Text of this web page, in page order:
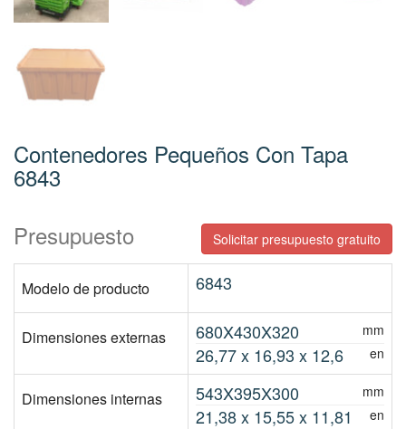
Contenedores Pequeños Con Tapa
6843
Presupuesto
Solicitar presupuesto gratuito
Modelo de producto 6843
Dimensiones externas 680X430X320 mm
26,77 x 16,93 x 12,6 en
Dimensiones internas 543X395X300 mm
21,38 x 15,55 x 11,81 en